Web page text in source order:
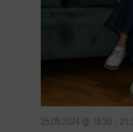
25.09.2024 @ 18:30 -